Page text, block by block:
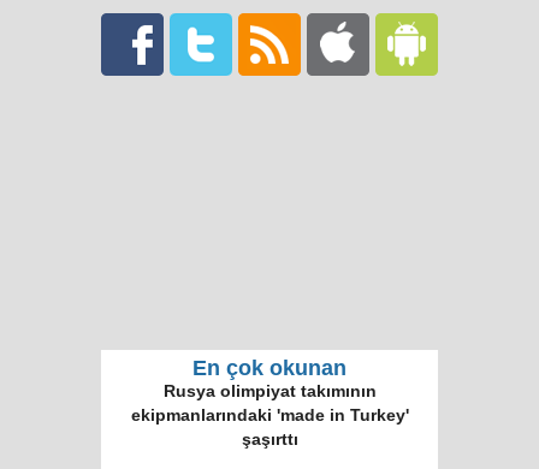
En çok okunan
Rusya olimpiyat takımının
ekipmanlarındaki 'made in Turkey'
şaşırttı